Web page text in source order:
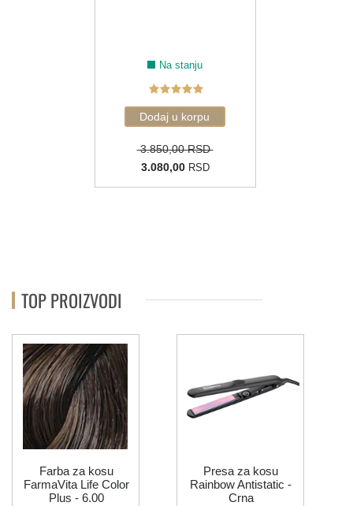
Na stanju
3.850,00 RSD
3.080,00RSD
TOP PROIZVODI
Farba za kosu
FarmaVita Life Color
Plus - 6.00
Presa za kosu
Rainbow Antistatic -
Crna